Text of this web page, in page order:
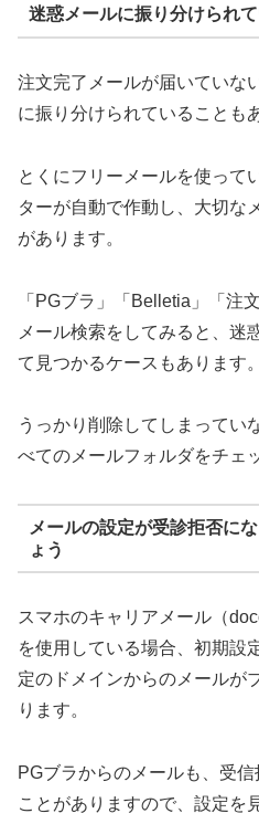
迷惑メールに振り分けられ
注文完了メールが届いていな
に振り分けられていることも
とくにフリーメールを使って
ターが自動で作動し、大切な
があります。
「PGブラ」「Belletia」「注
メール検索をしてみると、迷
て見つかるケースもあります。
うっかり削除してしまってい
べてのメールフォルダをチェ
メールの設定が受診拒否に
ょう
スマホのキャリアメール（
を使用している場合、初期設
定のドメインからのメールが
ります。
PGブラからのメールも、受
ことがありますので、設定を